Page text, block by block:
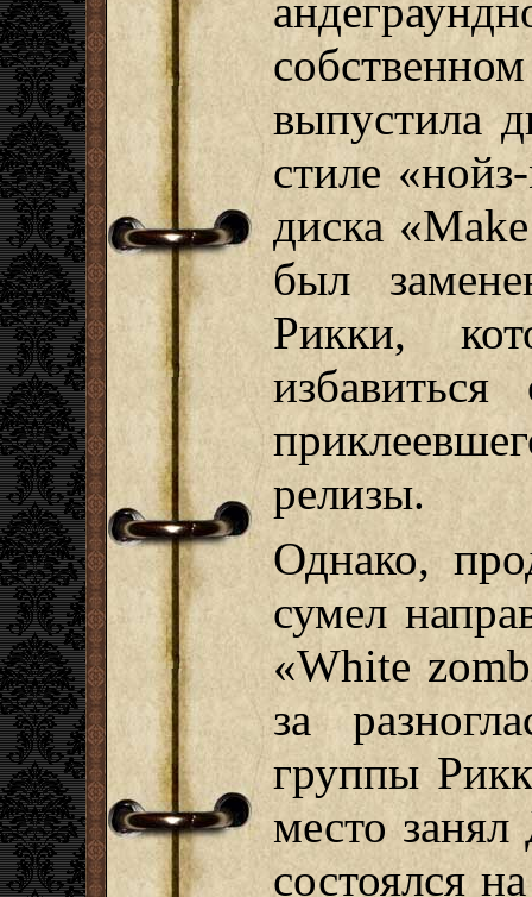
выпустила
стиле
диска
был
Рикки,
релизы.
Однако,
сумел
«White
за
группы
место
состоялся